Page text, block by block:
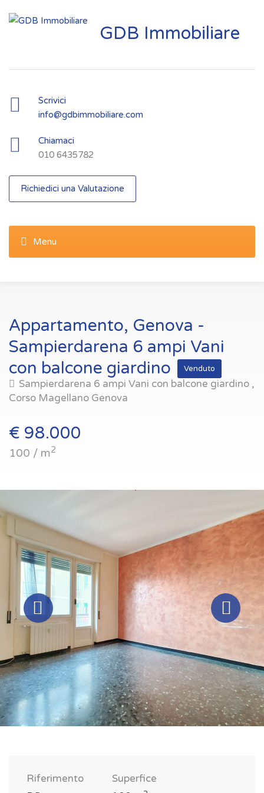
GDB Immobiliare
Scrivici
info@gdbimmobiliare.com
Chiamaci
010 6435782
Richiedici una Valutazione
Appartamento, Genova -
Sampierdarena 6 ampi Vani
con balcone giardino
Venduto
Sampierdarena 6 ampi Vani con balcone giardino ,
Corso Magellano Genova
€ 98.000
100 / m2
Riferimento
Superfice